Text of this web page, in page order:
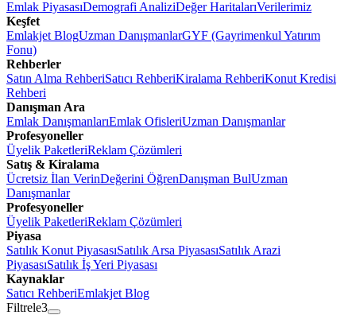
Emlak PiyasasıDemografi AnaliziDeğer HaritalarıVerilerimiz
Keşfet
Emlakjet BlogUzman DanışmanlarGYF (Gayrimenkul Yatırım
Fonu)
Rehberler
Satın Alma RehberiSatıcı RehberiKiralama RehberiKonut Kredisi
Rehberi
Danışman Ara
Emlak DanışmanlarıEmlak OfisleriUzman Danışmanlar
Profesyoneller
Üyelik PaketleriReklam Çözümleri
Satış & Kiralama
Ücretsiz İlan VerinDeğerini ÖğrenDanışman BulUzman
Danışmanlar
Profesyoneller
Üyelik PaketleriReklam Çözümleri
Piyasa
Satılık Konut PiyasasıSatılık Arsa PiyasasıSatılık Arazi
PiyasasıSatılık İş Yeri Piyasası
Kaynaklar
Satıcı RehberiEmlakjet Blog
Filtrele3